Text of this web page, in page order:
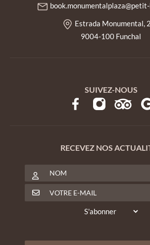
Estrada Monumental,
9004-100 Funchal
SUIVEZ-NOUS
RECEVEZ NOS